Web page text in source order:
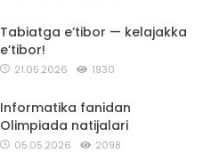
Tabiatga e’tibor — kelajakka
e’tibor!
21.05.2026 1930
Informatika fanidan
Olimpiada natijalari
05.05.2026 2098